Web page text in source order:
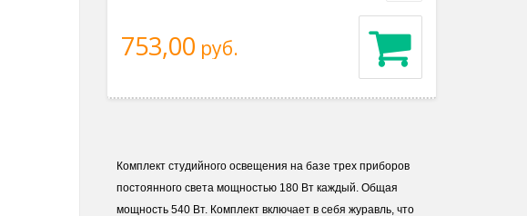
753,00 руб.
Комплект студийного освещения на базе трех приборов
постоянного света мощностью 180 Вт каждый. Общая
мощность 540 Вт. Комплект включает в себя журавль, что